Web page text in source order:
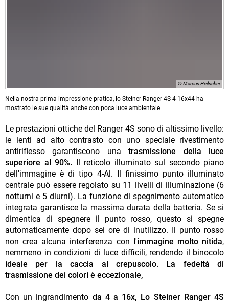
© Marcus Heilscher
Nella nostra prima impressione pratica, lo Steiner Ranger 4S 4-16x44 ha
mostrato le sue qualità anche con poca luce ambientale.
Le prestazioni ottiche del Ranger 4S sono di altissimo livello:
le lenti ad alto contrasto con uno speciale rivestimento
antiriflesso garantiscono unatrasmissione della luce
superiore al 90%. Il reticolo illuminato sul secondo piano
dell'immagine è di tipo 4-Al. Il finissimo punto illuminato
centrale può essere regolato su 11 livelli di illuminazione (6
notturni e 5 diurni). La funzione di spegnimento automatico
integrata garantisce la massima durata della batteria. Se si
dimentica di spegnere il punto rosso, questo si spegne
automaticamente dopo sei ore di inutilizzo. Il punto rosso
non crea alcuna interferenza con
'immagine molto nitida,
nemmeno in condizioni di luce difficili, rendendo il binocolo
ideale per la caccia al crepuscolo. La fedeltà di
trasmissione dei colori è eccezionale,
Con un ingrandimento da 4 a 16x, Lo Steiner Ranger 4S